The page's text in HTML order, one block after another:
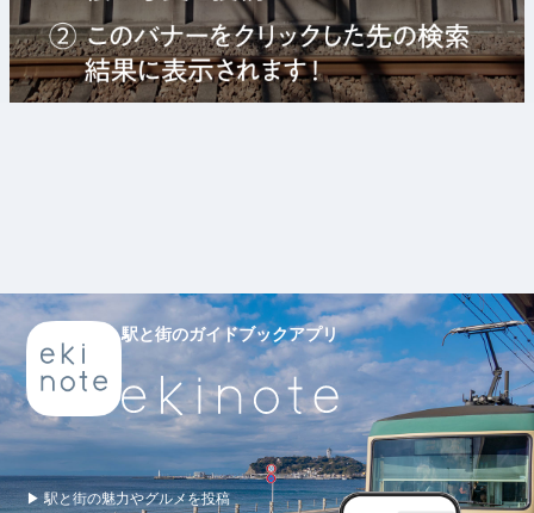
駅と街のガイドブックアプリ
▶ 駅と街の魅力やグルメを投稿